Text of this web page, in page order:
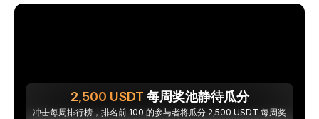
2,500 USDT 每周奖池静待瓜分
冲击每周排行榜，排名前 100 的参与者将瓜分 2,500 USDT 每周奖